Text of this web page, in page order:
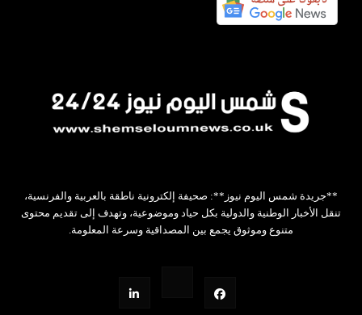
**جريدة شمس اليوم نيوز**: صحيفة إلكترونية ناطقة بالعربية والفرنسية،
تنقل الأخبار الوطنية والدولية بكل حياد وموضوعية، وتهدف إلى تقديم محتوى
متنوع وموثوق يجمع بين المصداقية وسرعة المعلومة.